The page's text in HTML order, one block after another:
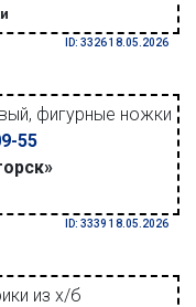
ID: 3326 18.05.2026
фигурные ножки
55
ID: 3339 18.05.2026
из х/б